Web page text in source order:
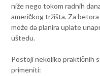
niže nego tokom radnih
američkog tržišta. Za
može da planira uplate
uštedu.
Postoji nekoliko praktičnih
primeniti: